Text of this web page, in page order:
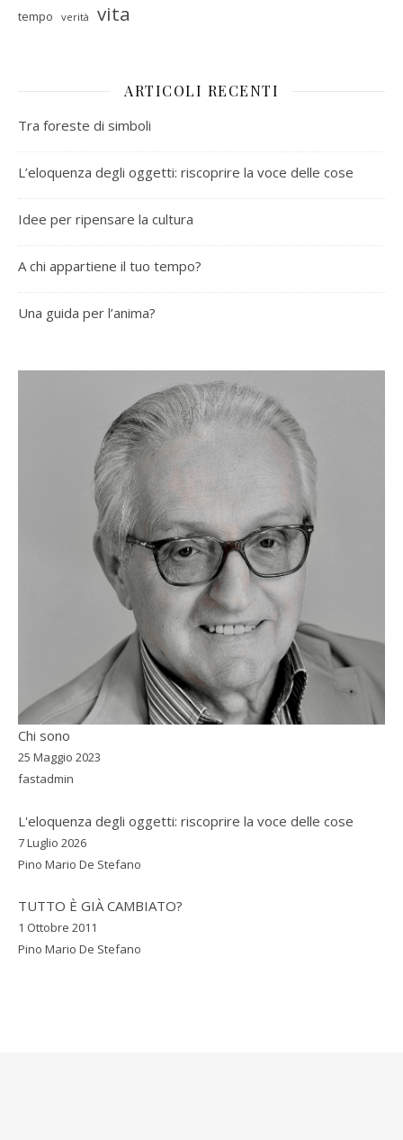
tempo verità vita
ARTICOLI RECENTI
Tra foreste di simboli
L’eloquenza degli oggetti: riscoprire la voce delle cose
Idee per ripensare la cultura
A chi appartiene il tuo tempo?
Una guida per l’anima?
Chi sono
25 Maggio 2023
fastadmin
L'eloquenza degli oggetti: riscoprire la voce delle cose
7 Luglio 2026
Pino Mario De Stefano
TUTTO È GIÀ CAMBIATO?
1 Ottobre 2011
Pino Mario De Stefano